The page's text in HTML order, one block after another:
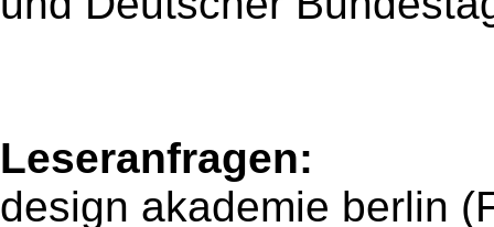
Leseranfragen:
design akademie berlin